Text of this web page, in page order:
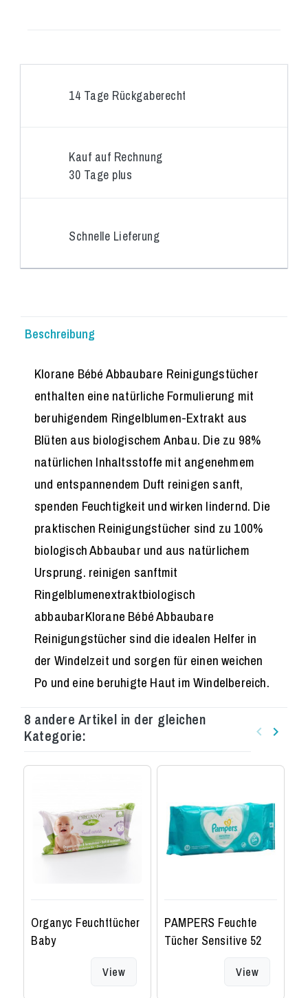
14 Tage Rückgaberecht
Kauf auf Rechnung
30 Tage plus
Schnelle Lieferung
Beschreibung
Klorane Bébé Abbaubare Reinigungstücher
enthalten eine natürliche Formulierung mit
beruhigendem Ringelblumen-Extrakt aus
Blüten aus biologischem Anbau. Die zu 98%
natürlichen Inhaltsstoffe mit angenehmem
und entspannendem Duft reinigen sanft,
spenden Feuchtigkeit und wirken lindernd. Die
praktischen Reinigungstücher sind zu 100%
biologisch Abbaubar und aus natürlichem
Ursprung. reinigen sanftmit
Ringelblumenextraktbiologisch
abbaubarKlorane Bébé Abbaubare
Reinigungstücher sind die idealen Helfer in
der Windelzeit und sorgen für einen weichen
Po und eine beruhigte Haut im Windelbereich.
8 andere Artikel in der gleichen
Kategorie:
Zurück
keyboard_arrow_left Weiter
keyboard_arrow_right
Organyc Feuchttücher
Baby
View
PAMPERS Feuchte
Tücher Sensitive 52
View